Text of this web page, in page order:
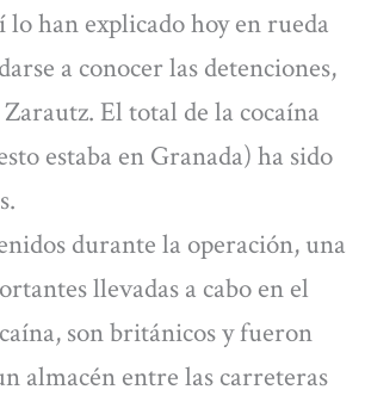
han explicado hoy en rueda
a conocer las detenciones,
Zarautz. El total de la cocaína
estaba en Granada) ha sido
durante la operación, una
llevadas a cabo en el
son británicos y fueron
almacén entre las carreteras